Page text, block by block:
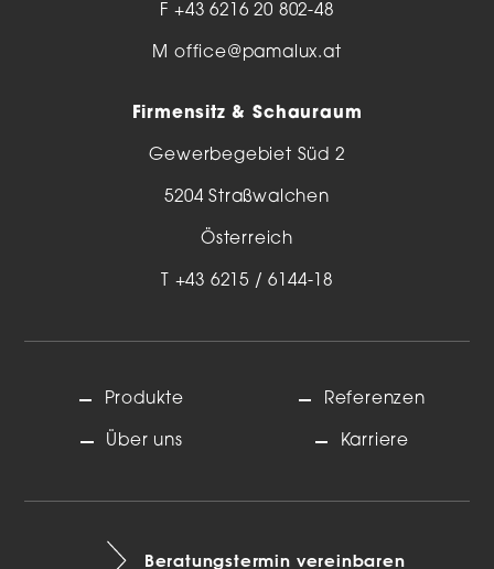
F +43 6216 20 802-48
M office@pamalux.at
Firmensitz & Schauraum
Gewerbegebiet Süd 2
5204 Straßwalchen
Österreich
T +43 6215 / 6144-18
Produkte
Über uns
Referenzen
Karriere
Beratungstermin vereinbaren